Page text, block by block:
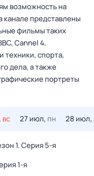
возможность на
канале представлены
фильмы таких
Cannel 4,
техники, спорта,
дела, а также
портреты
вс 27 июл, пн 28 июл,
1. Серия 5-я
1-я